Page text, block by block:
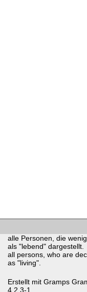
alle Personen, die
als "lebend" dargestellt.
all persons, who are
as "living".
Erstellt mit Gramps
4.2.3-1